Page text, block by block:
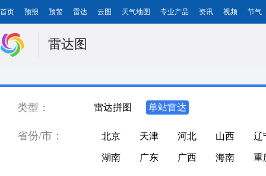
首页 预报 预警 雷达 云图 天气地图 专业产品 资讯 视频 节气
雷达图
类型： 雷达拼图 单站雷达
省份/市： 北京 天津 河北 山西 辽
湖南 广东 广西 海南 重